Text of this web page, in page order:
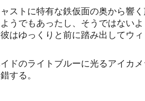
ストに特有な鉄仮面の奥から響
うでもあったし、そうではない
はゆっくりと前に踏み出してウ
ドのライトブルーに光るアイカ
する。